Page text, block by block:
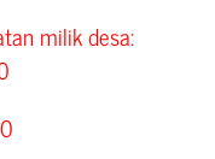
milik desa: